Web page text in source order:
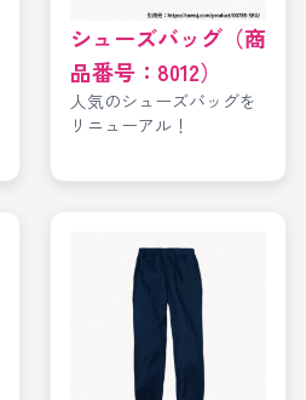
シューズバッグ（商
品番号：8012）
人気のシューズバッグを
リニューアル！